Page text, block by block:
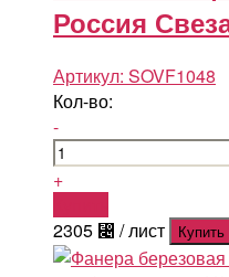
Россия
Артикул: SOVF1048
Кол-во:
-
+
2305 ⃄ / лист